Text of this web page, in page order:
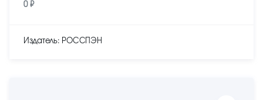
0 ₽
Издатель: РОССПЭН